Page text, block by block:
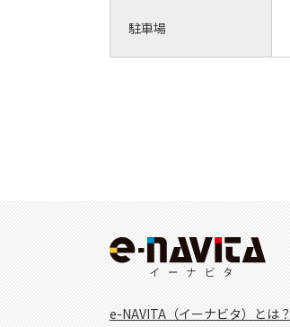
駐車場
e-NAVITA（イーナビタ）とは？